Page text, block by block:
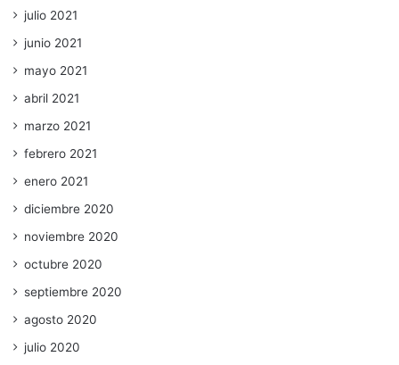
julio 2021
junio 2021
mayo 2021
abril 2021
marzo 2021
febrero 2021
enero 2021
diciembre 2020
noviembre 2020
octubre 2020
septiembre 2020
agosto 2020
julio 2020